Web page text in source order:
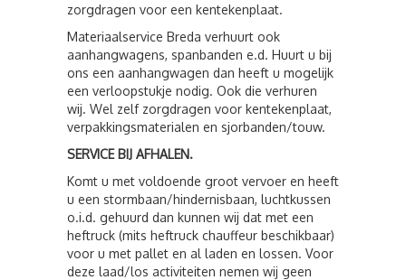
zorgdragen voor een kentekenplaat.
Materiaalservice Breda verhuurt ook
aanhangwagens, spanbanden e.d. Huurt u bij
ons een aanhangwagen dan heeft u mogelijk
een verloopstukje nodig. Ook die verhuren
wij. Wel zelf zorgdragen voor kentekenplaat,
verpakkingsmaterialen en sjorbanden/touw.
SERVICE BIJ AFHALEN.
Komt u met voldoende groot vervoer en heeft
u een stormbaan/hindernisbaan, luchtkussen
o.i.d. gehuurd dan kunnen wij dat met een
heftruck (mits heftruck chauffeur beschikbaar)
voor u met pallet en al laden en lossen. Voor
deze laad/los activiteiten nemen wij geen